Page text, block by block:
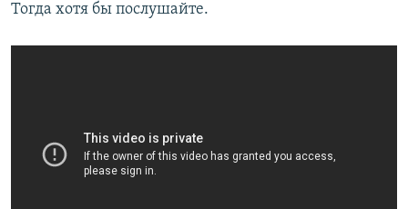
Тогда хотя бы послушайте.